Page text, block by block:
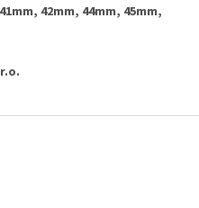
42mm, 44mm, 45mm,